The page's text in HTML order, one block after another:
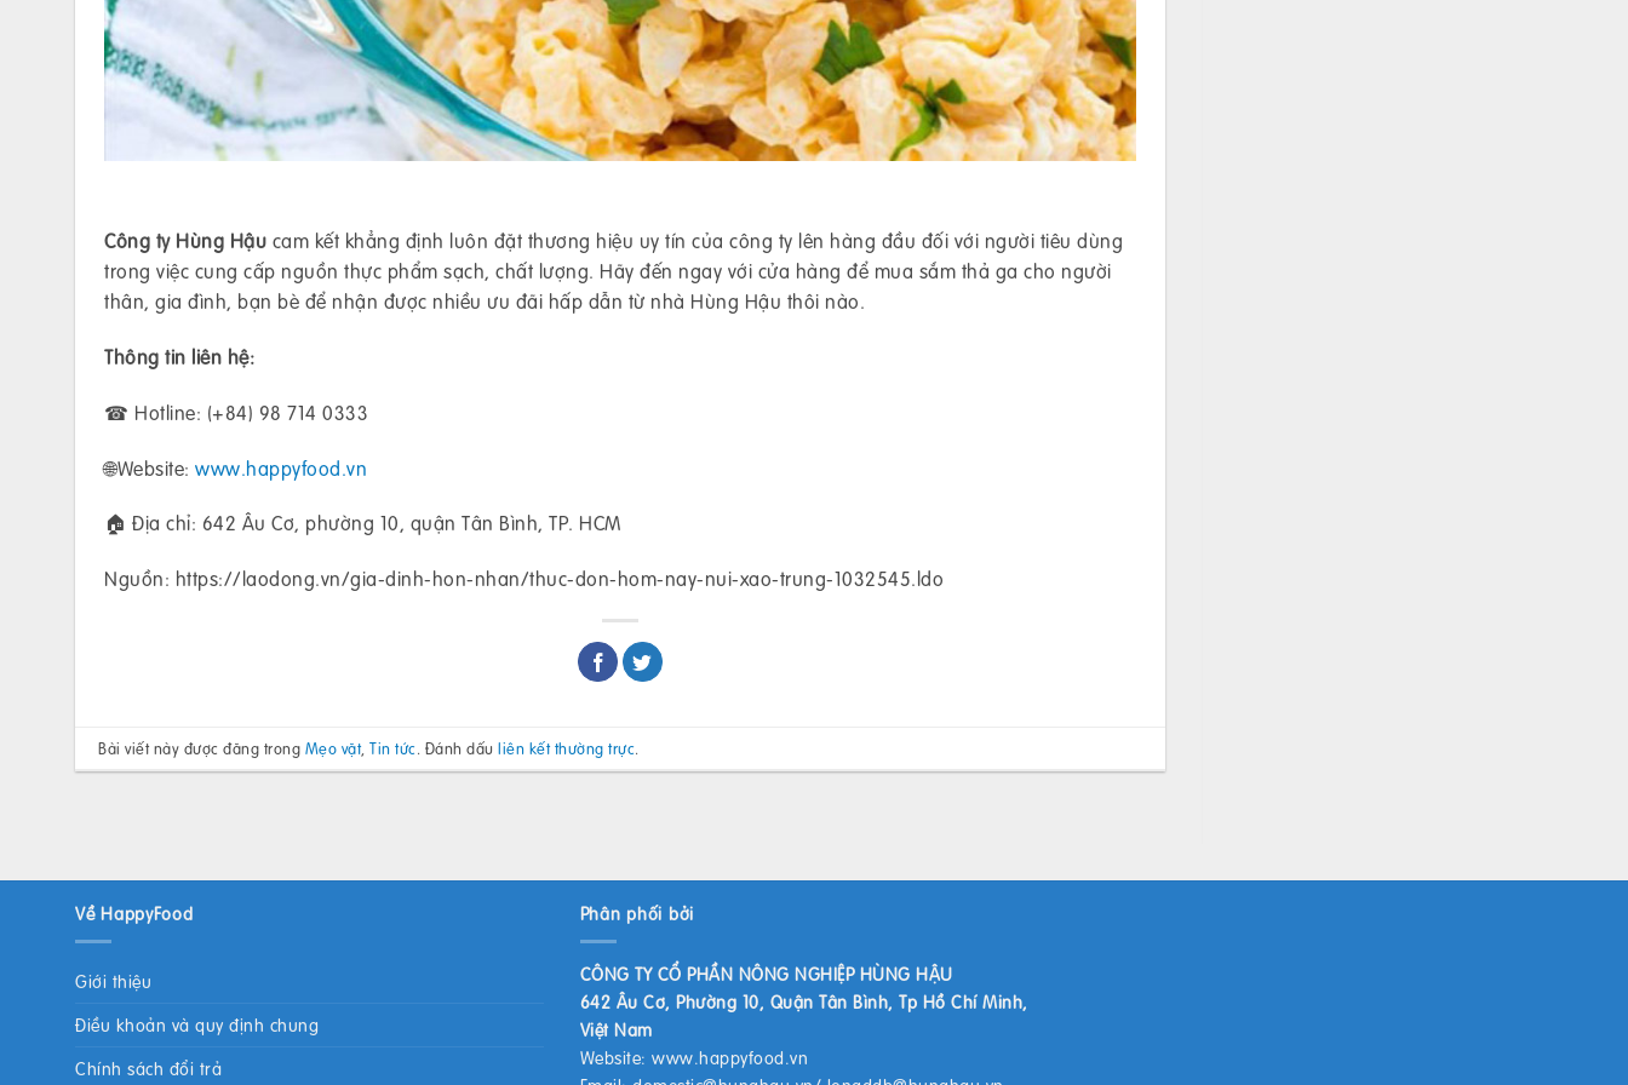
Công ty Hùng Hậu cam kết khẳng định luôn đặt thương hiệu uy tín của công ty lên hàng đầu đối với người tiêu dùng
trong việc cung cấp nguồn thực phẩm sạch, chất lượng. Hãy đến ngay với cửa hàng để mua sắm thả ga cho người
thân, gia đình, bạn bè để nhận được nhiều ưu đãi hấp dẫn từ nhà Hùng Hậu thôi nào.
Thông tin liên hệ:
☎ Hotline: (+84) 98 714 0333
🌐Website: www.happyfood.vn
🏠 Địa chỉ: 642 Âu Cơ, phường 10, quận Tân Bình, TP. HCM
Nguồn: https://laodong.vn/gia-dinh-hon-nhan/thuc-don-hom-nay-nui-xao-trung-1032545.ldo
Bài viết này được đăng trong Mẹo vặt,Tin tức. Đánh dấuliên kết thường trực.
Về HappyFood
Giới thiệu
Điều khoản và quy định chung
Chính sách đổi trả
Phân phối bởi
CÔNG TY CỔ PHẦN NÔNG NGHIỆP HÙNG HẬU
642 Âu Cơ, Phường 10, Quận Tân Bình, Tp Hồ Chí Minh,
Việt Nam
Website:www.happyfood.vn